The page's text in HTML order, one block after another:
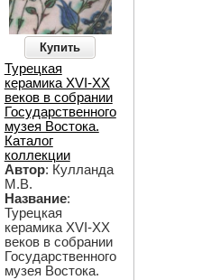
Купить
Турецкая
керамика XVI-XX
веков в собрании
Государственного
музея Востока.
Каталог
коллекции
Автор: Кулланда
М.В.
Название:
Турецкая
керамика XVI-XX
веков в собрании
Государственного
музея Востока.